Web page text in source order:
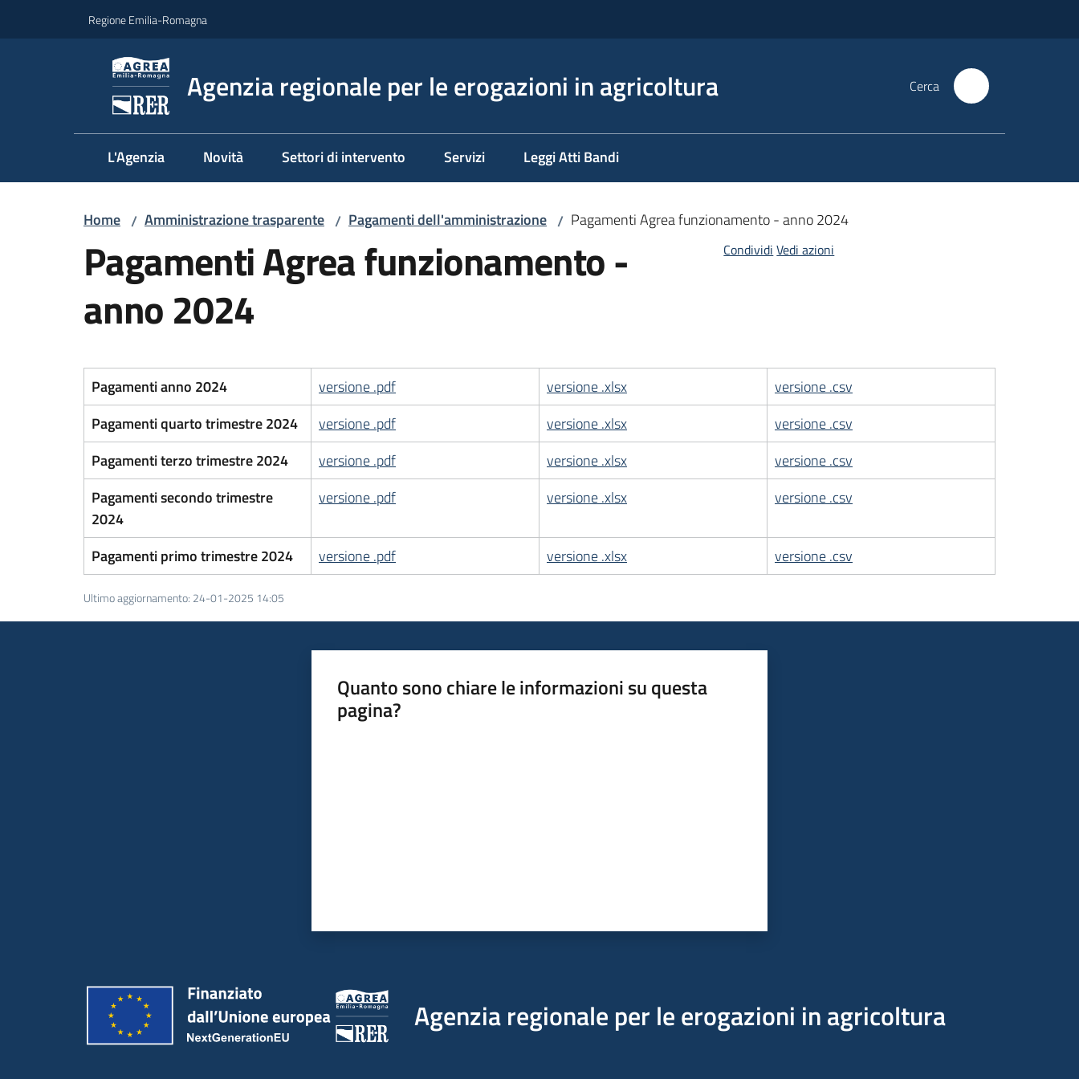
Regione Emilia-Romagna
Agenzia regionale per le erogazioni in agricoltura Cerca
L'Agenzia Novità Settori di intervento Servizi Leggi Atti Bandi
Home / Amministrazione trasparente / Pagamenti dell'amministrazione / Pagamenti Agrea funzionamento - anno 2024
Pagamenti Agrea funzionamento -
anno 2024
Condividi Vedi azioni
Pagamenti anno 2024 versione .pdf versione .xlsx
versione .csv
Pagamenti quarto trimestre 2024
versione .pdf versione .xlsx
versione .csv
Pagamenti terzo trimestre 2024
versione .pdf versione .xlsx
versione .csv
Pagamenti secondo trimestre
2024
versione .pdf versione .xlsx versione .csv
Pagamenti primo trimestre 2024 versione .pdf versione .xlsx versione .csv
Ultimo aggiornamento: 24-01-2025 14:05
Quanto sono chiare le informazioni su questa
pagina?
Agenzia regionale per le erogazioni in agricoltura